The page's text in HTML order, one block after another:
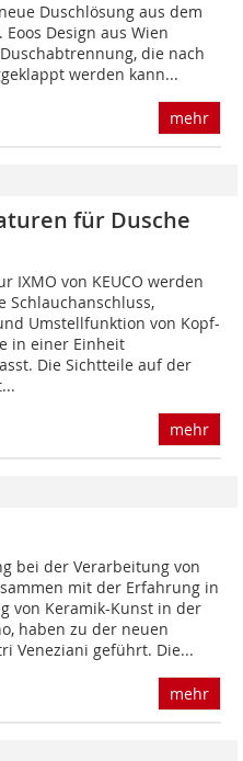
Duschlösung aus dem
Eoos Design aus Wien
die nach
werden kann...
mehr
für Dusche
IXMO von KEUCO werden
Schlauchanschluss,
Umstellfunktion von Kopf-
in einer Einheit
Die Sichtteile auf der
mehr
bei der Verarbeitung von
mit der Erfahrung in
von Keramik-Kunst in der
haben zu der neuen
Veneziani geführt. Die...
mehr